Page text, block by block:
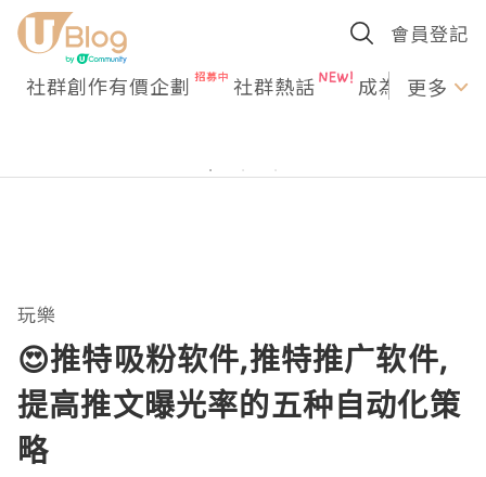
會員登記
社群創作有價企劃 社群熱話 成為U更多
玩樂
😍推特吸粉软件,推特推广软件,
提高推文曝光率的五种自动化策
略